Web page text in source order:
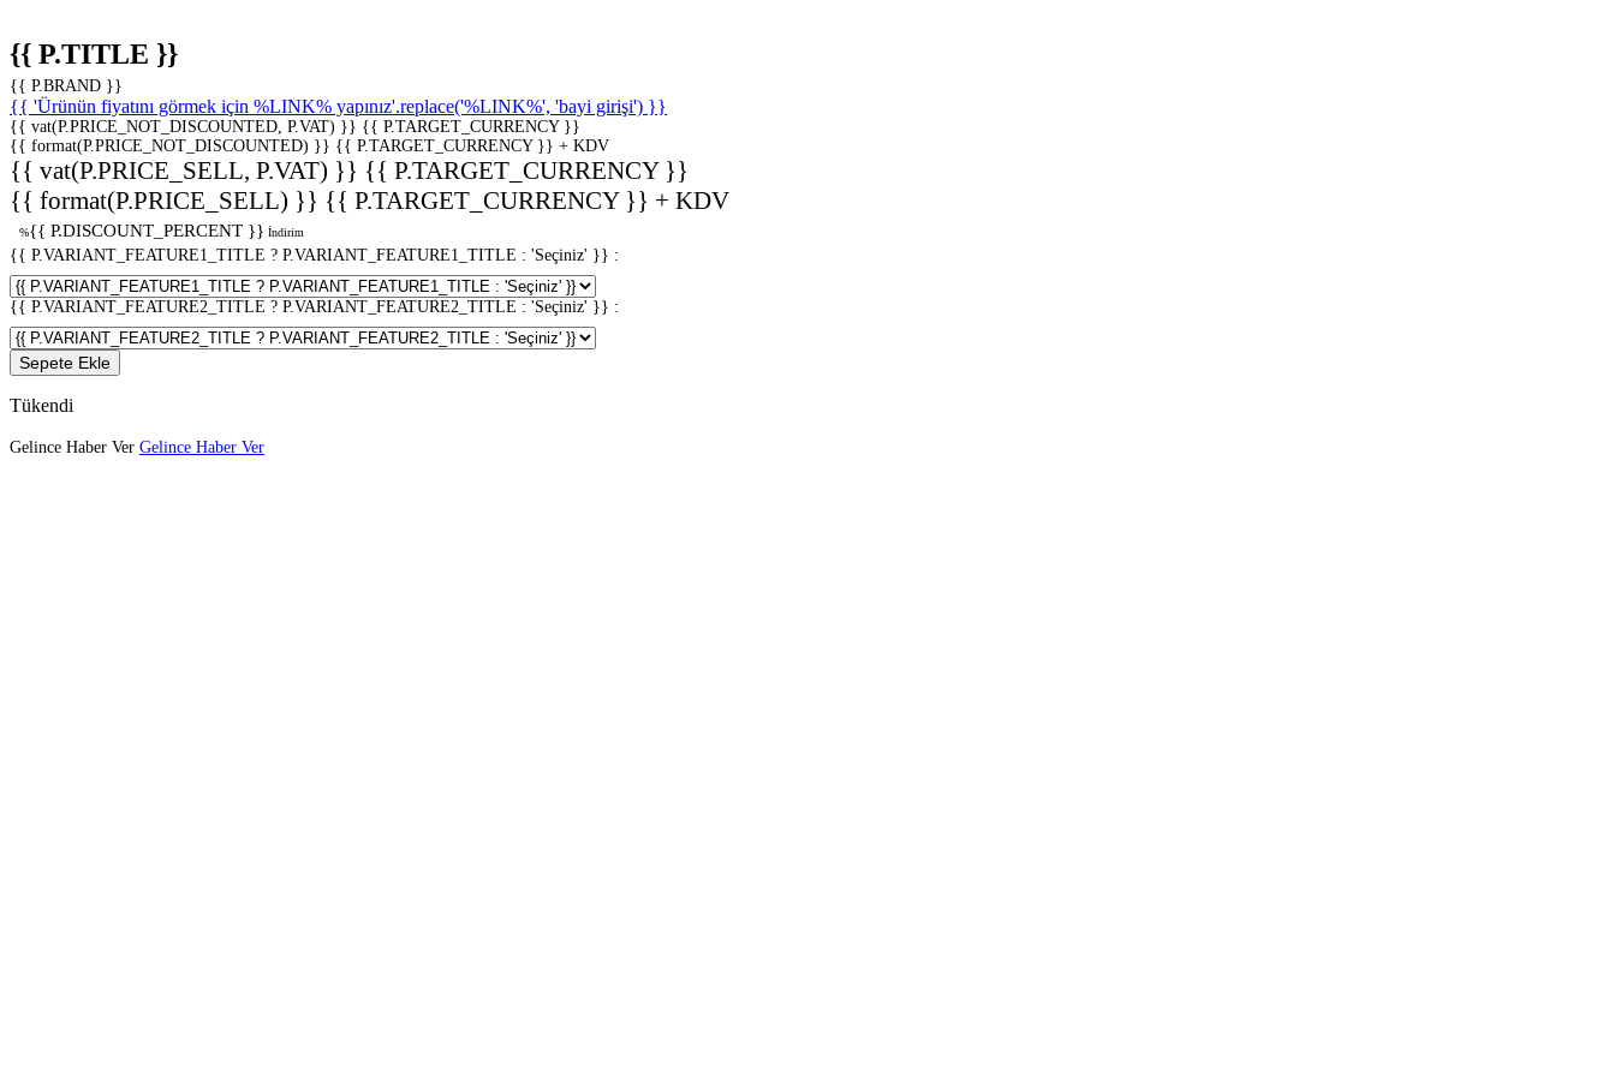
{{ P.TITLE }}
{{ P.BRAND }}
{{ 'Ürünün fiyatını görmek için %LINK% yapınız'.replace('%LINK%', 'bayi girişi') }}
{{ vat(P.PRICE_NOT_DISCOUNTED, P.VAT) }} {{ P.TARGET_CURRENCY }}
{{ format(P.PRICE_NOT_DISCOUNTED) }} {{ P.TARGET_CURRENCY }} + KDV
{{ vat(P.PRICE_SELL, P.VAT) }} {{ P.TARGET_CURRENCY }}
{{ format(P.PRICE_SELL) }} {{ P.TARGET_CURRENCY }} + KDV
%{{ P.DISCOUNT_PERCENT }} İndirim
{{ P.VARIANT_FEATURE1_TITLE ? P.VARIANT_FEATURE1_TITLE : 'Seçiniz' }} :
{{ P.VARIANT_FEATURE2_TITLE ? P.VARIANT_FEATURE2_TITLE : 'Seçiniz' }} :
Sepete Ekle
Tükendi
Gelince Haber Ver Gelince Haber Ver